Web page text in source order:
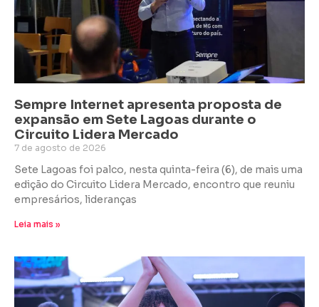
Sempre Internet apresenta proposta de
expansão em Sete Lagoas durante o
Circuito Lidera Mercado
7 de agosto de 2026
Sete Lagoas foi palco, nesta quinta-feira (6), de mais uma
edição do Circuito Lidera Mercado, encontro que reuniu
empresários, lideranças
Leia mais »